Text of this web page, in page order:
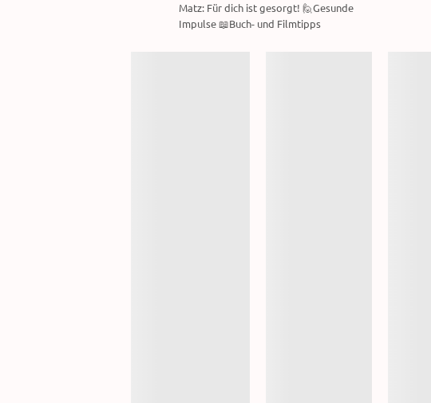
Matz: Für dich ist gesorgt! 🙋Gesunde
Impulse 📖Buch- und Filmtipps